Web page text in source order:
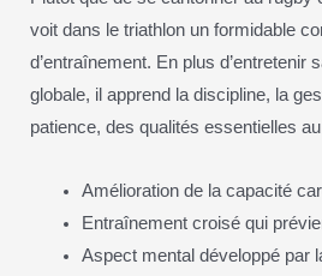
voit dans le triathlon un formidable
d’entraînement. En plus d’entretenir
globale, il apprend la discipline, la
patience, des qualités essentielles
Amélioration de la capacité
Entraînement croisé qui
Aspect mental développé par